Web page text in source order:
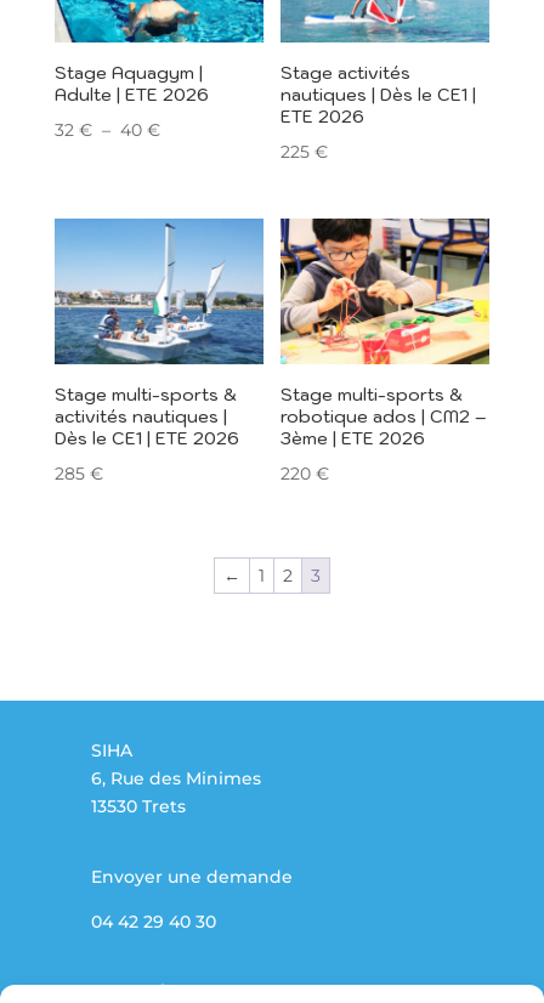
Stage Aquagym |
Adulte | ETE 2026
32 € – 40 €Plage
32 €
à
40 €
Stage activités
nautiques | Dès le CE1 |
ETE 2026
225€
Stage multi-sports &
activités nautiques |
Dès le CE1 | ETE 2026
285 €
Stage multi-sports &
robotique ados | CM2 –
3ème | ETE 2026
220€
← 1 2 3
SIHA
6, Rue des Minimes
13530 Trets
Envoyer une demande
04 42 29 40 30
Partenaires